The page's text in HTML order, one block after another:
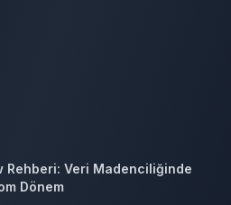
Rehberi: Veri Madenciliğinde
Dönem